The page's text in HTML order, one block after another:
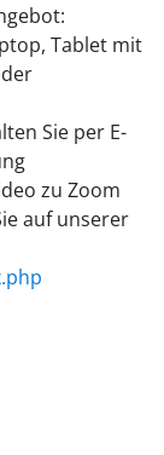
Tablet mit
Sie per E-
zu Zoom
auf unserer